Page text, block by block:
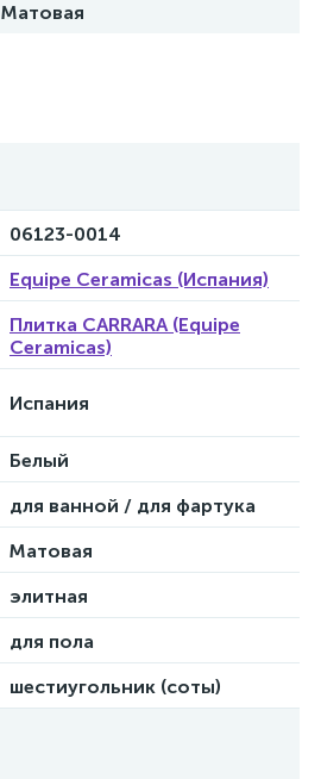
Матовая
06123-0014
Equipe Ceramicas (Испания)
Плитка CARRARA (Equipe
Ceramicas)
Испания
Белый
для ванной / для фартука
Матовая
элитная
для пола
шестиугольник (соты)